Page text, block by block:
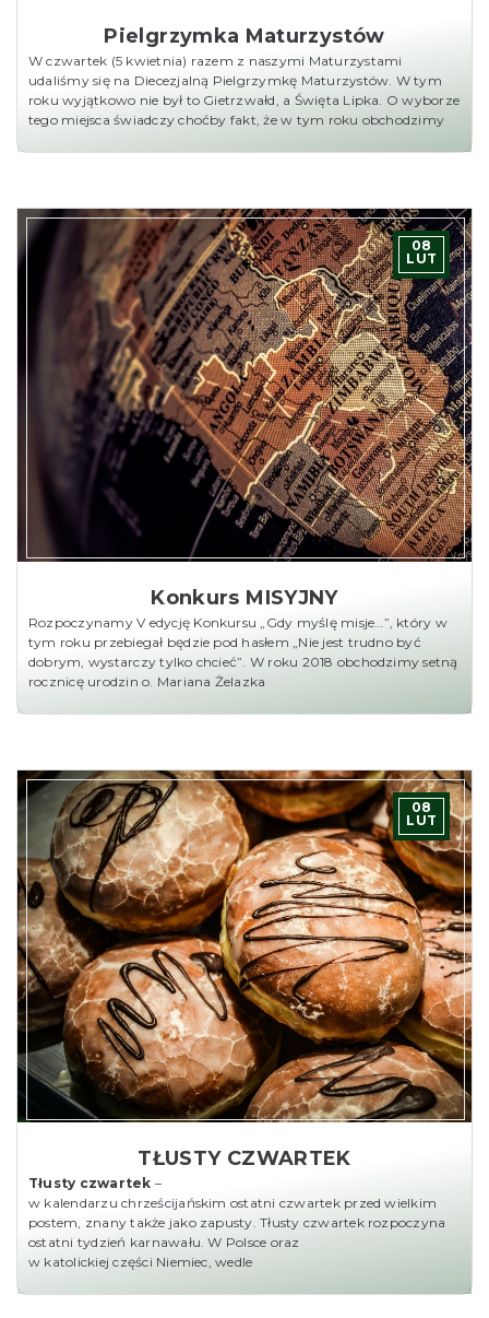
Pielgrzymka Maturzystów
W czwartek (5 kwietnia) razem z naszymi Maturzystami
udaliśmy się na Diecezjalną Pielgrzymkę Maturzystów. W tym
roku wyjątkowo nie był to Gietrzwałd, a Święta Lipka. O wyborze
tego miejsca świadczy choćby fakt, że w tym roku obchodzimy
08
LUT
Konkurs MISYJNY
Rozpoczynamy V edycję Konkursu „Gdy myślę misje…”, który w
tym roku przebiegał będzie pod hasłem „Nie jest trudno być
dobrym, wystarczy tylko chcieć”. W roku 2018 obchodzimy setną
rocznicę urodzin o. Mariana Żelazka
08
LUT
TŁUSTY CZWARTEK
Tłusty czwartek –
w kalendarzu chrześcijańskim ostatni czwartek przed wielkim
postem, znany także jako zapusty. Tłusty czwartek rozpoczyna
ostatni tydzień karnawału. W Polsce oraz
w katolickiej części Niemiec, wedle